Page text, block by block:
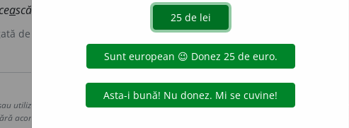
ască;
de
Copyright © 2004-2026 dexonline (https://dexonline.ro)
utilizarea datelor de pe acest site, inclusiv prin orice metode de extragere automată
acordul nostru prealabil scris, cu excepția seturilor de date oferite oficial spre utilizare